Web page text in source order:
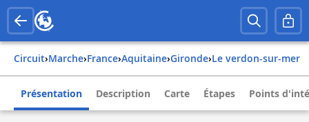
Circuit› Marche› france› aquitaine› gironde› le verdon-sur-mer
Présentation Description Carte Étapes Points